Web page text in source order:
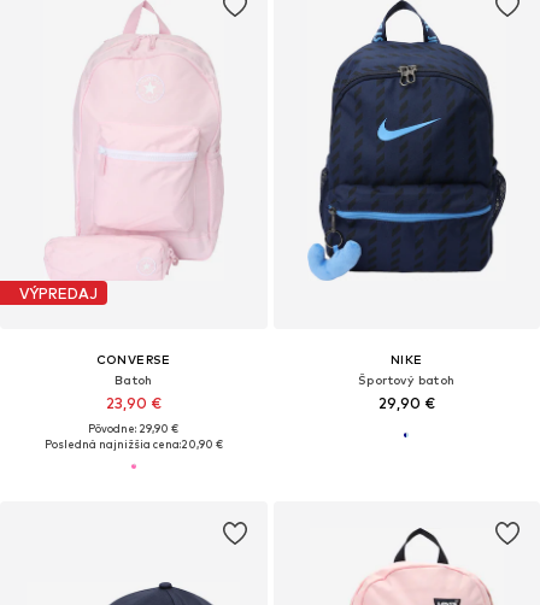
VÝPREDAJ
CONVERSE
Batoh
23,90 €
Pôvodne: 29,90 €
Posledná najnižšia cena:20,90 €
NIKE
Športový batoh
29,90 €